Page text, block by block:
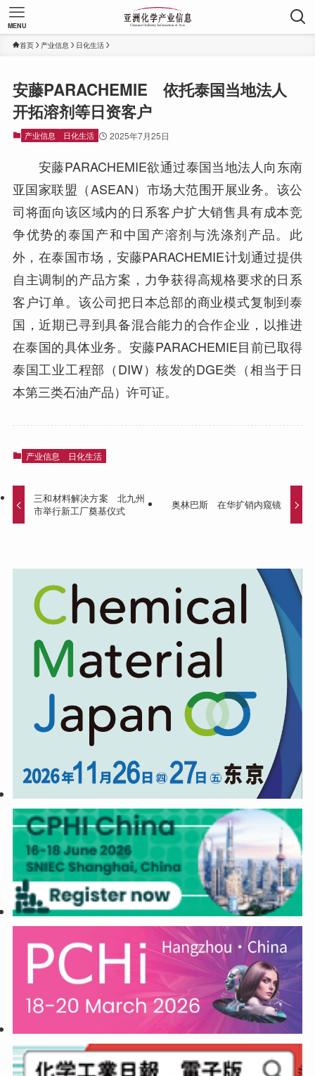
MENU
首页 产业信息 日化生活
安藤PARACHEMIE 依托泰国当地法人
开拓溶剂等日资客户
产业信息 日化生活 2025年7月25日
安藤PARACHEMIE欲通过泰国当地法人向东南
亚国家联盟（ASEAN）市场大范围开展业务。该公
司将面向该区域内的日系客户扩大销售具有成本竞
争优势的泰国产和中国产溶剂与洗涤剂产品。此
外，在泰国市场，安藤PARACHEMIE计划通过提供
自主调制的产品方案，力争获得高规格要求的日系
客户订单。该公司把日本总部的商业模式复制到泰
国，近期已寻到具备混合能力的合作企业，以推进
在泰国的具体业务。安藤PARACHEMIE目前已取得
泰国工业工程部（DIW）核发的DGE类（相当于日
本第三类石油产品）许可证。
产业信息 日化生活
三和材料解决方案 北九州
市举行新工厂奠基仪式
奥林巴斯 在华扩销内窥镜